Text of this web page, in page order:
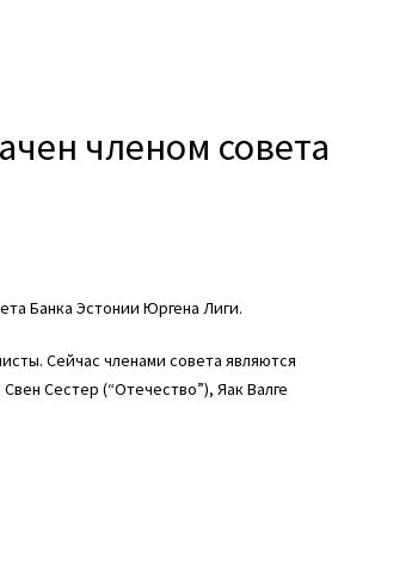
членом совета
Банка Эстонии Юргена Лиги.
Сейчас членами совета являются
Сестер (“Отечество”), Яак Валге